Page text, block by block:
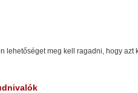
lehetőséget meg kell ragadni, hogy